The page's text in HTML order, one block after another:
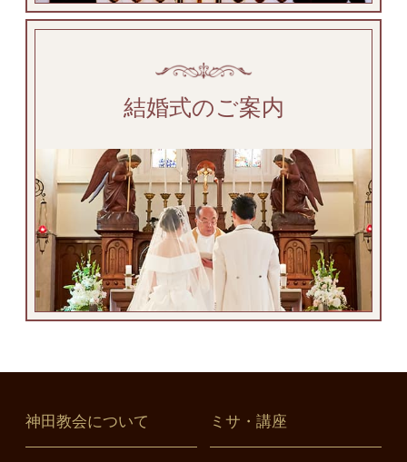
結婚式のご案内
神田教会について ミサ・講座